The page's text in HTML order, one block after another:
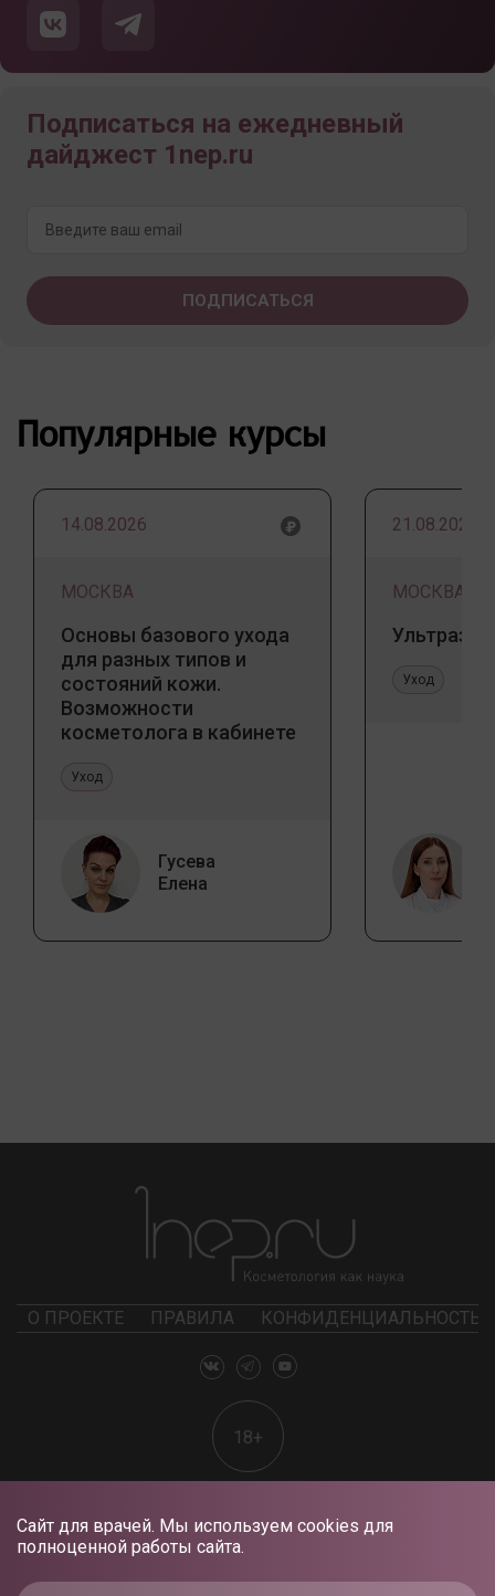
Сайт для врачей. Мы используем cookies для
полноценной работы сайта.
Подписаться на ежедневный
дайджест 1nep.ru
Популярные курсы
14.08.2026
МОСКВА
Основы базового ухода
для разных типов и
состояний кожи.
Возможности
косметолога в кабинете
Уход
Гусева
Елена
21.08.2026
МОСКВА
Уход
О ПРОЕКТЕ ПРАВИЛА КОНФИДЕНЦИАЛЬНОСТЬ
18+